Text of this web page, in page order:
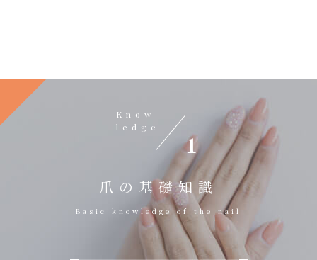
Know
ledge
1
爪の基礎知識
Basic knowledge of the nail